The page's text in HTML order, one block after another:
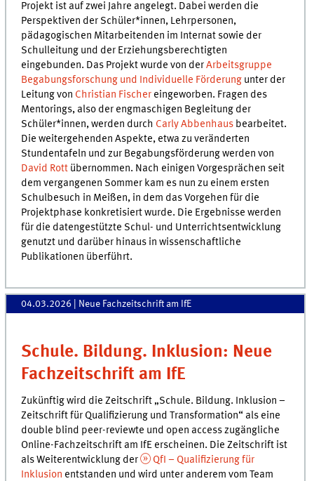
Projekt ist auf zwei Jahre angelegt. Dabei werden die
Perspektiven der Schüler*innen, Lehrpersonen,
pädagogischen Mitarbeitenden im Internat sowie der
Schulleitung und der Erziehungsberechtigten
eingebunden. Das Projekt wurde von derArbeitsgruppe
Begabungsforschung und Individuelle Förderung unter der
Leitung von Christian Fischer eingeworben. Fragen des
Mentorings, also der engmaschigen Begleitung der
Schüler*innen, werden durch Carly Abbenhaus bearbeitet.
Die weitergehenden Aspekte, etwa zu veränderten
Stundentafeln und zur Begabungsförderung werden von
David Rott übernommen. Nach einigen Vorgesprächen seit
dem vergangenen Sommer kam es nun zu einem ersten
Schulbesuch in Meißen, in dem das Vorgehen für die
Projektphase konkretisiert wurde. Die Ergebnisse werden
für die datengestützte Schul- und Unterrichtsentwicklung
genutzt und darüber hinaus in wissenschaftliche
Publikationen überführt.
04.03.2026 | Neue Fachzeitschrift am IfE
Schule. Bildung. Inklusion: Neue
Fachzeitschrift am IfE
Zukünftig wird die Zeitschrift „Schule. Bildung. Inklusion –
Zeitschrift für Qualifizierung und Transformation“ als eine
double blind peer-reviewte und open access zugängliche
Online-Fachzeitschrift am IfE erscheinen. Die Zeitschrift ist
als Weiterentwicklung der
QfI – Qualifizierung für
Inklusion entstanden und wird unter anderem vom Team